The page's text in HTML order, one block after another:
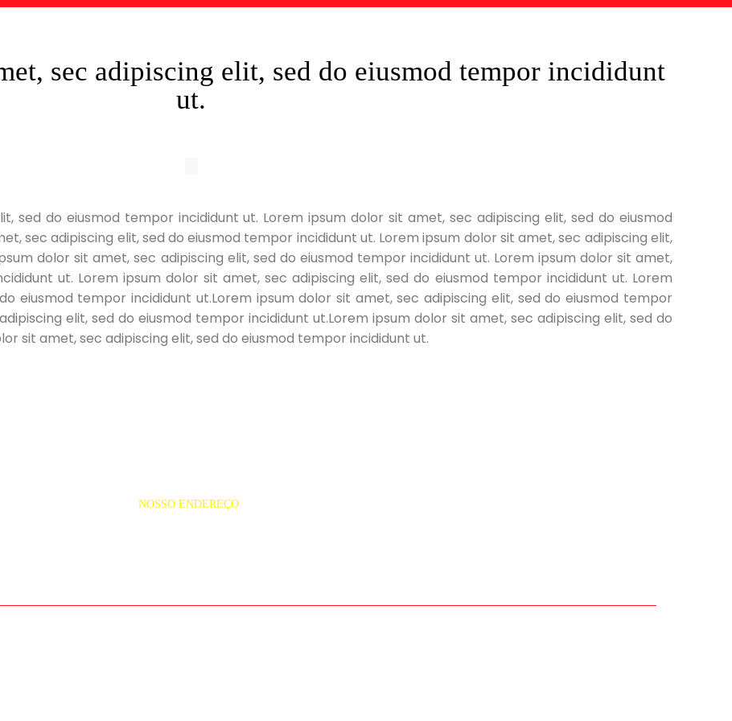
sec adipiscing elit, sed do eiusmod tempor incididunt
ut.
sed do eiusmod tempor incididunt ut. Lorem ipsum dolor sit amet, sec adipiscing elit, sed do eiusmod
sec adipiscing elit, sed do eiusmod tempor incididunt ut. Lorem ipsum dolor sit amet, sec adipiscing elit,
dolor sit amet, sec adipiscing elit, sed do eiusmod tempor incididunt ut. Lorem ipsum dolor sit amet,
ut. Lorem ipsum dolor sit amet, sec adipiscing elit, sed do eiusmod tempor incididunt ut. Lorem
eiusmod tempor incididunt ut.Lorem ipsum dolor sit amet, sec adipiscing elit, sed do eiusmod tempor
elit, sed do eiusmod tempor incididunt ut.Lorem ipsum dolor sit amet, sec adipiscing elit, sed do
sit amet, sec adipiscing elit, sed do eiusmod tempor incididunt ut.
NOSSO ENDEREÇO